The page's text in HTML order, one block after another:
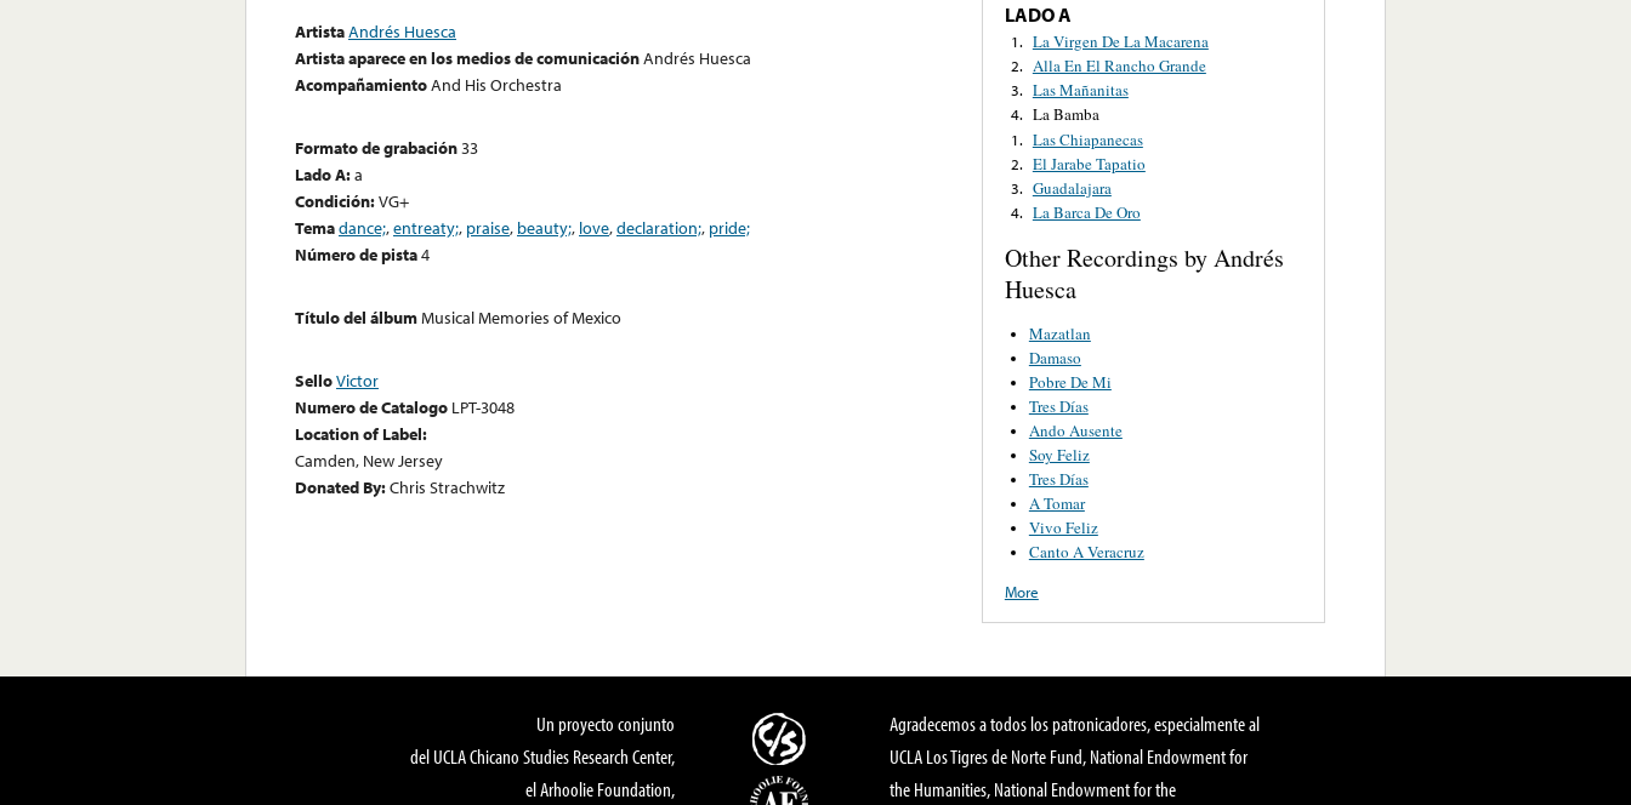
ArtistaAndrés Huesca
Artista aparece en los medios de comunicaciónAndrés Huesca
AcompañamientoAnd His Orchestra
Formato de grabación33
Lado A:a
Condición:VG+
Temadance;,entreaty;, praise, beauty;, love,declaration;, pride;
Número de pista4
Título del álbumMusical Memories of Mexico
SelloVictor
Numero de Catalogo LPT-3048
Location of Label:
Camden, New Jersey
Donated By:Chris Strachwitz
LADO A
1. La Virgen De La Macarena
2. Alla En El Rancho Grande
3. Las Mañanitas
4. La Bamba
1. Las Chiapanecas
2. El Jarabe Tapatio
3. Guadalajara
4. La Barca De Oro
Other Recordings by Andrés
Huesca
Mazatlan
Damaso
Pobre De Mi
Tres Días
Ando Ausente
Soy Feliz
Tres Días
A Tomar
Vivo Feliz
Canto A Veracruz
More
Un proyecto conjunto
del UCLA Chicano Studies Research Center,
el Arhoolie Foundation,
Agradecemos a todos los patronicadores, especialmente al
UCLA Los Tigres de Norte Fund, National Endowment for
the Humanities, National Endowment for the